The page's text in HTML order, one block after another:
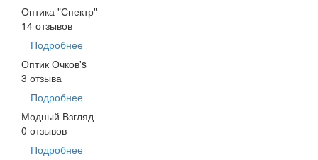
Оптика "Спектр"
14 отзывов
Подробнее
Оптик Очков's
3 отзыва
Подробнее
Модный Взгляд
0 отзывов
Подробнее